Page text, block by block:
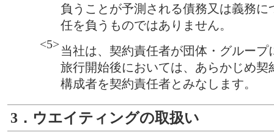
負うことが予測される債務又は義務に
任を負うものではありません。
<5>当社は、契約責任者が団体・グループ
旅行開始後においては、あらかじめ契
構成者を契約責任者とみなします。
3．ウエイティングの取扱い